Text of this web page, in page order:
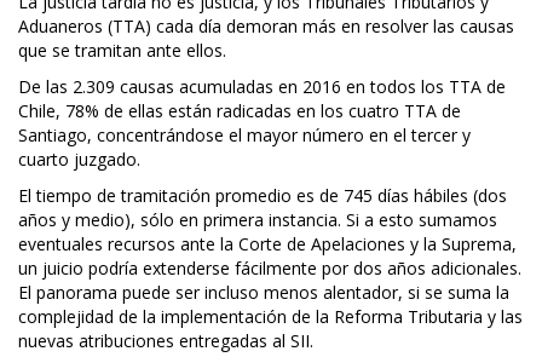
Aduaneros (TTA) cada día demoran más en resolver las causas
que se tramitan ante ellos.
De las 2.309 causas acumuladas en 2016 en todos los TTA de
Chile, 78% de ellas están radicadas en los cuatro TTA de
Santiago, concentrándose el mayor número en el tercer y
cuarto juzgado.
El tiempo de tramitación promedio es de 745 días hábiles (dos
años y medio), sólo en primera instancia. Si a esto sumamos
eventuales recursos ante la Corte de Apelaciones y la Suprema,
un juicio podría extenderse fácilmente por dos años adicionales.
El panorama puede ser incluso menos alentador, si se suma la
complejidad de la implementación de la Reforma Tributaria y las
nuevas atribuciones entregadas al SII.